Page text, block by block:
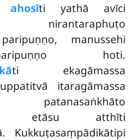
ti yathā avīci
nirantaraphuṭo
manussehi
hoti.
ti ekagāmassa
itaragāmassa
patanasaṅkhāto
etāsu atthīti
Kukkuṭasaṃpādikātipi